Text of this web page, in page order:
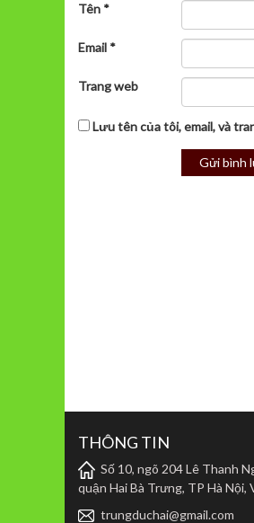
Tên *
Email *
Trang web
Lưu tên của tôi, email, và
THÔNG TIN
Số 10, ngõ 204 Lê Thanh
quận Hai Bà Trưng, TP Hà Nội,
trungduchai@gmail.com